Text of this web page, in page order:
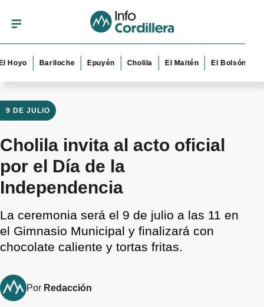
Bariloche Epuyén Cholila El Maitén El Bolsón Esquel
9 DE JULIO
Cholila invita al acto oficial
por el Día de la
Independencia
La ceremonia será el 9 de julio a las 11 en
el Gimnasio Municipal y finalizará con
chocolate caliente y tortas fritas.
Por Redacción